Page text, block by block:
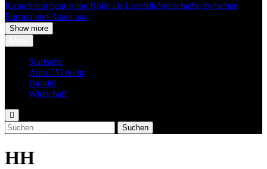
Kasachstan baut seine Rolle als Logistikdrehscheibe zwischen
Europa und Asien aus
Show more
Startseite
Auto / Verkehr
Handel
Wirtschaft
Suchen
nach:
HH